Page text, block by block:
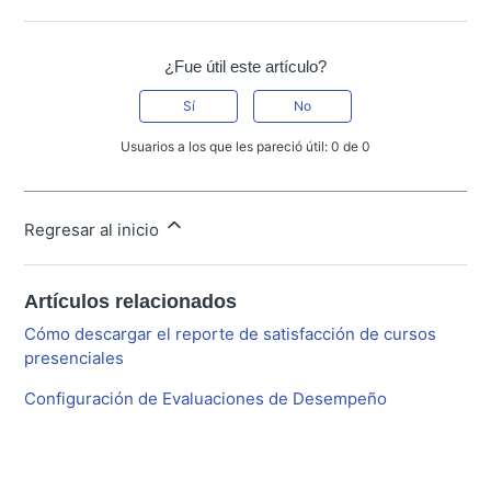
¿Fue útil este artículo?
Sí No
Usuarios a los que les pareció útil: 0 de 0
Regresar al inicio
Artículos relacionados
Cómo descargar el reporte de satisfacción de cursos
presenciales
Configuración de Evaluaciones de Desempeño